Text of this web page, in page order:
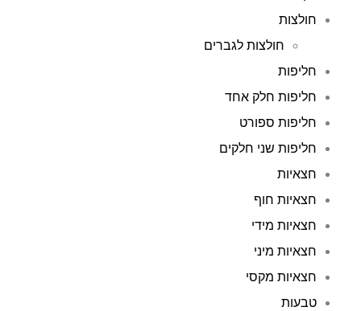
חולצות
חולצות לגברים
חליפות
חליפות חלק אחד
חליפות ספורט
חליפות שני חלקים
חצאיות
חצאיות חוף
חצאיות מידי
חצאיות מיני
חצאיות מקסי
טבעות